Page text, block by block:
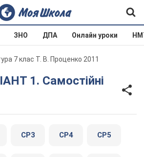
ЗНО ДПА Онлайн уроки
7 клас Т. В. Проценко 2011
СР3 СР4 СР5